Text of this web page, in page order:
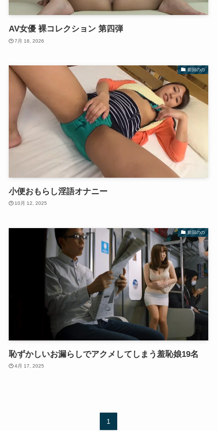
AV女優 裸コレクション 第四弾
7月 18, 2026
前田のの
小便おもらし淫語オナニー
10月 12, 2025
前田のの
恥ずかしいお漏らしでアクメしてしまう羞恥娘19名
4月 17, 2025
1